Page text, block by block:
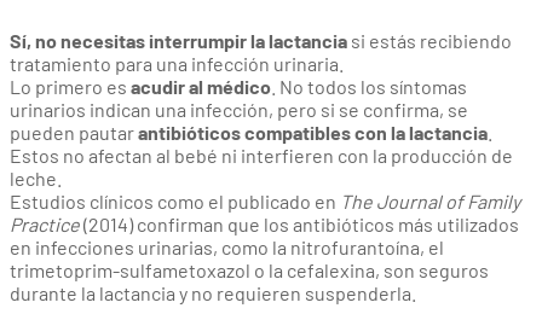
Sí, no necesitas interrumpir la lactancia si estás recibiendo
tratamiento para una infección urinaria.
Lo primero es acudir al médico . No todos los síntomas
urinarios indican una infección, pero si se confirma, se
pueden pautarantibióticos compatibles con la lactancia
Estos no afectan al bebé ni interfieren con la producción de
leche.
Estudios clínicos como el publicado en The Journal of Family
Practice(2014) confirman que los antibióticos más utilizados
en infecciones urinarias, como la nitrofurantoína, el
trimetoprim-sulfametoxazol o la cefalexina, son seguros
durante la lactancia y no requieren suspenderla.